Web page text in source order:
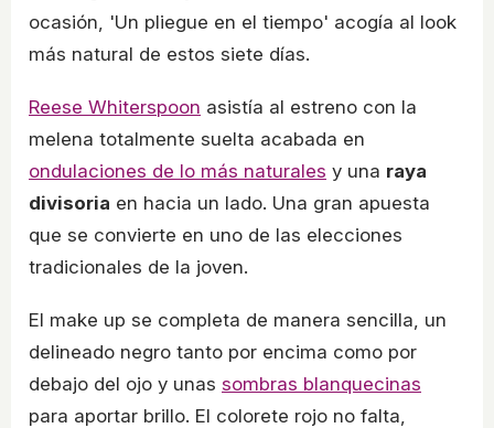
ocasión, 'Un pliegue en el tiempo' acogía al look
más natural de estos siete días.
Reese Whiterspoon asistía al estreno con la
melena totalmente suelta acabada en
ondulaciones de lo más naturales y una raya
divisoria en hacia un lado. Una gran apuesta
que se convierte en uno de las elecciones
tradicionales de la joven.
El make up se completa de manera sencilla, un
delineado negro tanto por encima como por
debajo del ojo y unas sombras blanquecinas
para aportar brillo. El colorete rojo no falta,